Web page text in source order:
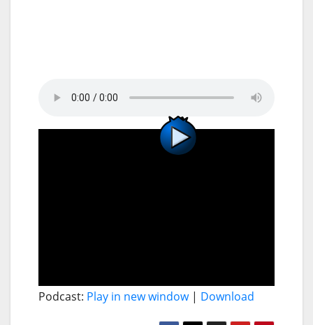
Podcast: Play in new window| Download